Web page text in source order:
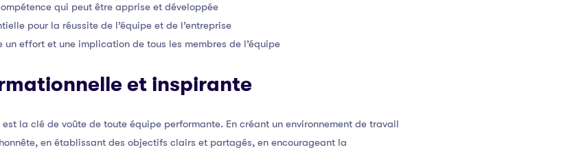
qui peut être apprise et développée
pour la réussite de l’équipe et de l’entreprise
effort et une implication de tous les membres de l’équipe
et inspirante
la clé de voûte de toute équipe performante. En créant un environnement de travail
en établissant des objectifs clairs et partagés, en encourageant la